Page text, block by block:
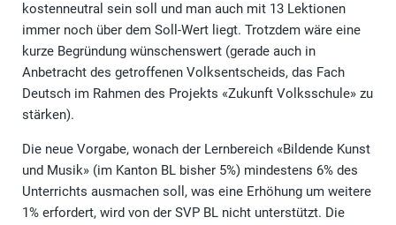
kostenneutral sein soll und man auch mit 13 Lektionen
immer noch über dem Soll-Wert liegt. Trotzdem wäre eine
kurze Begründung wünschenswert (gerade auch in
Anbetracht des getroffenen Volksentscheids, das Fach
Deutsch im Rahmen des Projekts «Zukunft Volksschule» zu
stärken).
Die neue Vorgabe, wonach der Lernbereich «Bildende Kunst
und Musik» (im Kanton BL bisher 5%) mindestens 6% des
Unterrichts ausmachen soll, was eine Erhöhung um weitere
1% erfordert, wird von der SVP BL nicht unterstützt. Die